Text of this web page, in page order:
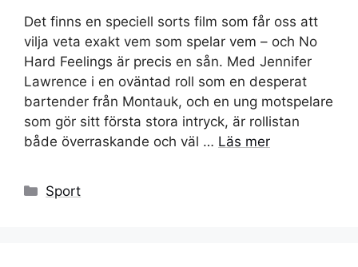
Det finns en speciell sorts film som får oss att
vilja veta exakt vem som spelar vem – och No
Hard Feelings är precis en sån. Med Jennifer
Lawrence i en oväntad roll som en desperat
bartender från Montauk, och en ung motspelare
som gör sitt första stora intryck, är rollistan
både överraskande och väl … Läs mer
Kategorier
Sport